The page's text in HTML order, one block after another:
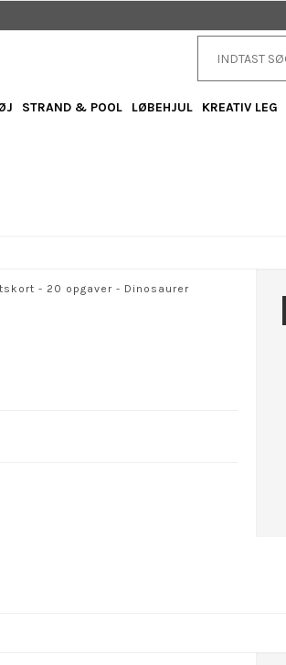
STRAND & POOL LØBEHJUL KREATIV LEG
- 20 opgaver - Dinosaurer